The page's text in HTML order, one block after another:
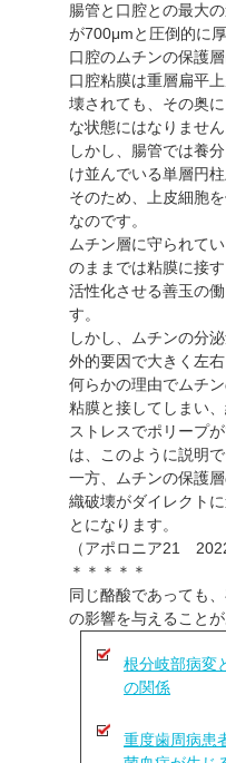
腸管と口腔との最大
が700μmと圧倒的に
口腔のムチンの保護
口腔粘膜は重層扁平
壊されても、その奥
な状態にはなりません
しかし、腸管では養
け並んでいる単層円
そのため、上皮細胞
なのです。
ムチン層に守られて
のままでは粘膜に接
活性化させる善玉の
す。
しかし、ムチンの分
外的要因で大きく左右
何らかの理由でムチ
粘膜と接してしまい
ストレスでポリープ
は、このように説明で
一方、ムチンの保護
織破壊がダイレクト
とになります。
（アポロニア21
＊＊＊＊＊
同じ酪酸であっても
の影響を与えること
根分岐部病変
の関係
重度歯周病患